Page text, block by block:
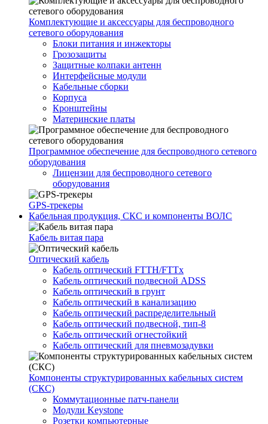
Комплектующие и аксессуары для беспроводного
сетевого оборудования
Блоки питания и инжекторы
Грозозащиты
Защитные колпаки антенн
Интерфейсные модули
Кабельные сборки
Корпуса
Кронштейны
Материнские платы
Программное обеспечение для беспроводного сетевого
оборудования
Лицензии для беспроводного сетевого
оборудования
GPS-трекеры
Кабельная продукция, СКС и компоненты ВОЛС
Кабель витая пара
Оптический кабель
Кабель оптический FTTH/FTTx
Кабель оптический подвесной ADSS
Кабель оптический в грунт
Кабель оптический в канализацию
Кабель оптический распределительный
Кабель оптический подвесной, тип-8
Кабель оптический огнестойкий
Кабель оптический для пневмозадувки
Компоненты структурированных кабельных систем
(СКС)
Коммутационные патч-панели
Модули Keystone
Розетки компьютерные